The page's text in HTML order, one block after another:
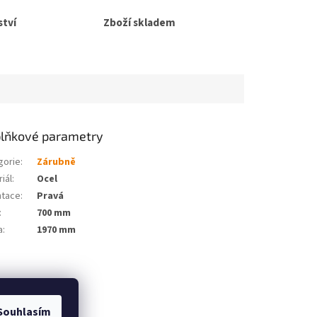
Zboží skladem
parametry
:
Zárubně
:
Ocel
:
Pravá
:
700 mm
: 1970 mm